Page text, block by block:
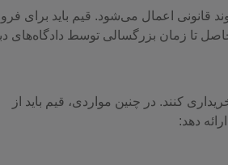
قانونی اعمال می‌شود. قیم باید برای
تا زمان بزرگسالی توسط دادگاه‌های
کنند. در چنین مواردی، قیم باید از